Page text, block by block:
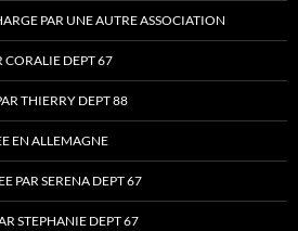
PAR UNE AUTRE ASSOCIATION
CORALIE DEPT 67
THIERRY DEPT 88
EN ALLEMAGNE
PAR SERENA DEPT 67
STEPHANIE DEPT 67